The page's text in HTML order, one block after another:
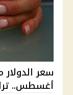
أغسطس.. تراجع في